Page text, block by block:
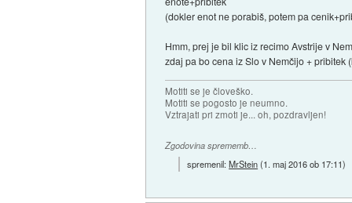
(dokler enot ne porabiš, potem pa
Hmm, prej je bil klic iz recimo Avstrije v
zdaj pa bo cena iz Slo v Nemčijo + pribitek
Motiti se je človeško.
Motiti se pogosto je neumno.
Vztrajati pri zmoti je... oh, pozdravljen!
Zgodovina sprememb…
spremenil:MrStein(1. maj 2016 ob 17:11)